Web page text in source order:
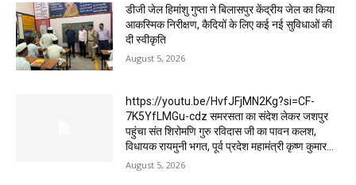
डीजी जेल हिमांशु गुप्ता ने बिलासपुर केंद्रीय जेल का किया
आकस्मिक निरीक्षण, कैदियों के लिए कई नई सुविधाओं की
दी स्वीकृति
August 5, 2026
https://youtu.be/HvfJFjMN2Kg?si=CF-
7K5YfLMGu-cdz समरसता का संदेश लेकर जशपुर
पहुंचा संत शिरोमणि गुरु रविदास जी का पावन कलश,
विधायक रायमुनी भगत, पूर्व प्रदेश महामंत्री कृष्ण कुमार...
August 5, 2026